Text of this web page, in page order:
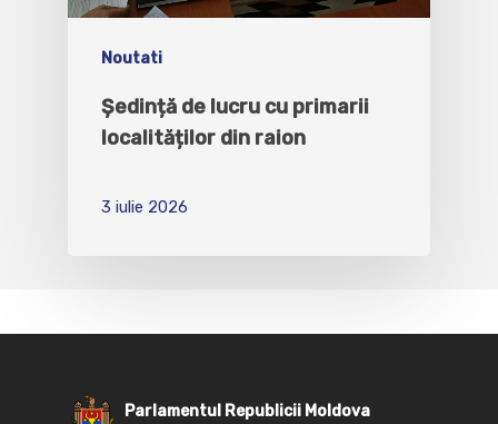
Noutati
Ședință de lucru cu primarii
localităților din raion
3 iulie 2026
Parlamentul Republicii Moldova